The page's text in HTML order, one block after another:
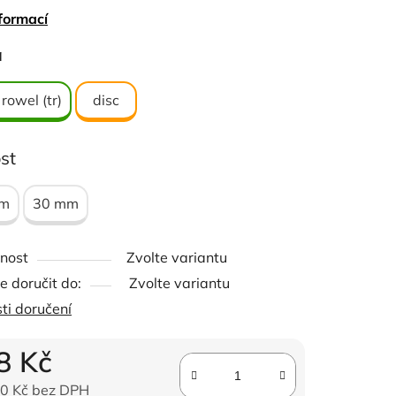
rowelu
řádek
kladiva
(tr) disc
30 mm
Zvolte variantu
doručit do:
Zvolte variantu
doručení
Kč
Kč bez DPH